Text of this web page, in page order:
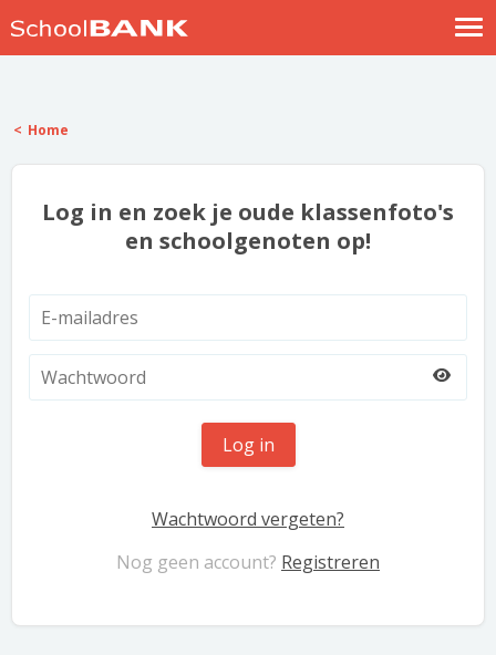
Help
Home
Log in en zoek je oude klassenfoto's
en schoolgenoten op!
Log in
Wachtwoord vergeten?
Nog geen account? Registreren